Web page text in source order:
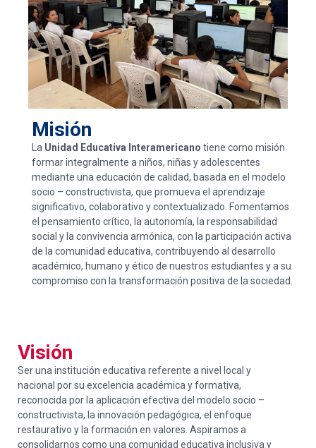
Misión
La Unidad Educativa Interamericano tiene como misión
formar integralmente a niños, niñas y adolescentes
mediante una educación de calidad, basada en el modelo
socio – constructivista, que promueva el aprendizaje
significativo, colaborativo y contextualizado. Fomentamos
el pensamiento crítico, la autonomía, la responsabilidad
social y la convivencia armónica, con la participación activa
de la comunidad educativa, contribuyendo al desarrollo
académico, humano y ético de nuestros estudiantes y a su
compromiso con la transformación positiva de la sociedad.
Visión
Ser una institución educativa referente a nivel local y
nacional por su excelencia académica y formativa,
reconocida por la aplicación efectiva del modelo socio –
constructivista, la innovación pedagógica, el enfoque
restaurativo y la formación en valores. Aspiramos a
consolidarnos como una comunidad educativa inclusiva y